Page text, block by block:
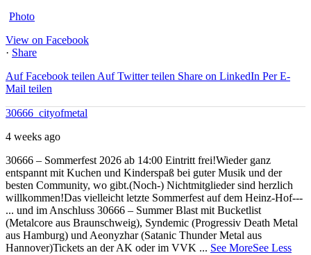
Photo
View on Facebook
· Share
Auf Facebook teilen Auf Twitter teilen Share on LinkedIn Per E-
Mail teilen
30666_cityofmetal
4 weeks ago
30666 – Sommerfest 2026 ab 14:00 Eintritt frei!Wieder ganz
entspannt mit Kuchen und Kinderspaß bei guter Musik und der
besten Community, wo gibt.(Noch-) Nichtmitglieder sind herzlich
willkommen!Das vielleicht letzte Sommerfest auf dem Heinz-Hof---
... und im Anschluss 30666 – Summer Blast mit Bucketlist
(Metalcore aus Braunschweig), Syndemic (Progressiv Death Metal
aus Hamburg) und Aeonyzhar (Satanic Thunder Metal aus
Hannover)Tickets an der AK oder im VVK ... See MoreSee Less